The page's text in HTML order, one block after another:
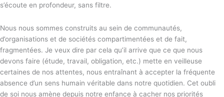
s’écoute en profondeur, sans filtre.
Nous nous sommes construits au sein de communautés,
d’organisations et de sociétés compartimentées et de fait,
fragmentées. Je veux dire par cela qu’il arrive que ce que nous
devons faire (étude, travail, obligation, etc.) mette en veilleuse
certaines de nos attentes, nous entraînant à accepter la fréquente
absence d’un sens humain véritable dans notre quotidien. Cet oubli
de soi nous amène depuis notre enfance à cacher nos priorités